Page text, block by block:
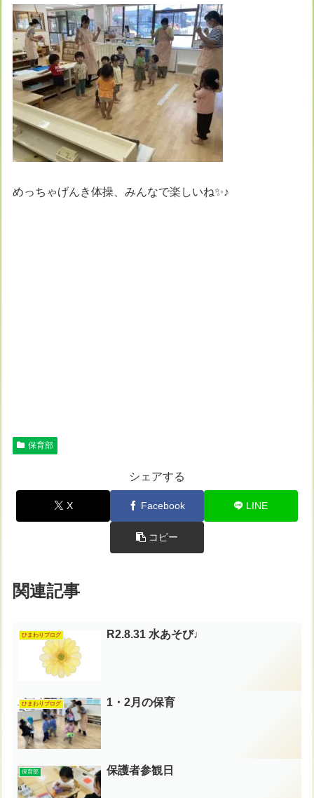
めっちゃげんき体操、みんなで楽しいね✨♪
保育部
シェアする
X Facebook LINE
コピー
関連記事
ひまわりブログ R2.8.31 水あそび♩
ひまわりブログ 1・2月の保育
保育部 保護者参観日